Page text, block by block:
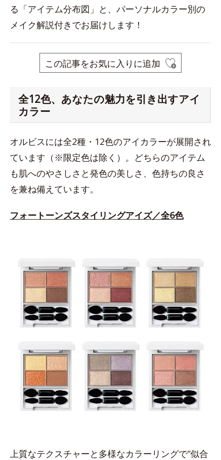
る「アイテム分布図」と、パーソナルカラー別の
メイク解説付きでお届けします！
この記事をお気に入りに追加
全12色、あなたの魅力を引き出すアイ
カラー
オルビスには全2種・12色のアイカラーが展開され
ています（※限定色は除く）。どちらのアイテム
も肌へのやさしさと発色の美しさ、色持ちの良さ
を兼ね備えています。
フォートーンズスタイリングアイズ／全6色
上質なテクスチャーと多様なカラーリングで“似合